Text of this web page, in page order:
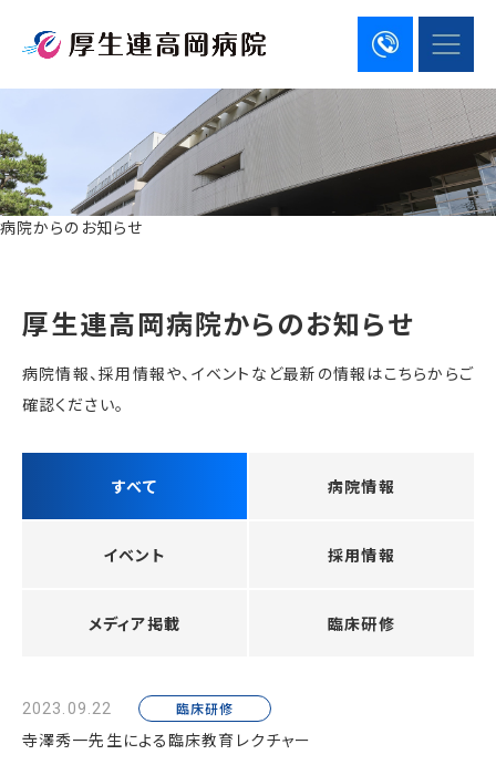
病院からのお知らせ
厚生連高岡病院からのお知らせ
病院情報、採用情報や、イベントなど最新の情報はこちらからご
確認ください。
すべて 病院情報
イベント 採用情報
メディア掲載 臨床研修
2023.09.22 臨床研修
寺澤秀一先生による臨床教育レクチャー